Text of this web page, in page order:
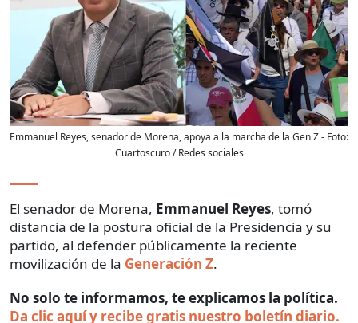
Emmanuel Reyes, senador de Morena, apoya a la marcha de la Gen Z- Foto:
Cuartoscuro / Redes sociales
El senador de Morena, Emmanuel Reyes, tomó
distancia de la postura oficial de la Presidencia y su
partido, al defender públicamente la reciente
movilización de la Generación Z.
No solo te informamos, te explicamos la política.
Da clic aquí y recibe gratis nuestro boletín diario.